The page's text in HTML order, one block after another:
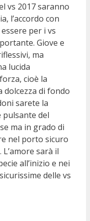
vs 2017 saranno
l’accordo con
per i vs
Giove e
ma
lucida
cioè la
dolcezza di fondo
sarete la
pulsante del
ma in grado di
nel porto sicuro
sarà il
all’inizio e nei
delle vs